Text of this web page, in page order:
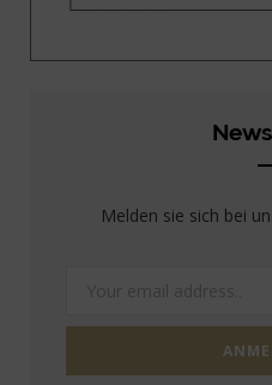
Melden sie sich bei